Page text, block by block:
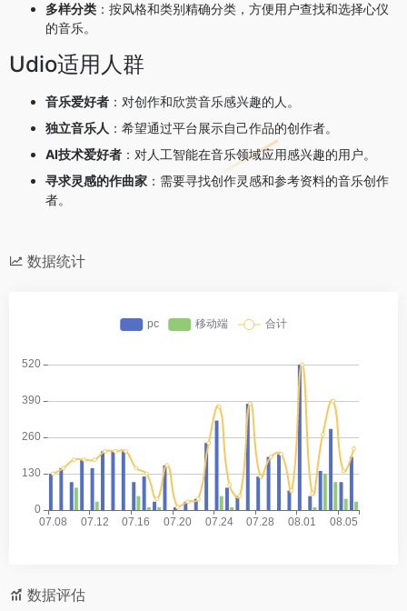
多样分类 ：按风格和类别精确分类，方便用户查找和选择心仪
的音乐。
Udio适用人群
音乐爱好者 ：对创作和欣赏音乐感兴趣的人。
独立音乐人 ：希望通过平台展示自己作品的创作者。
AI技术爱好者 ：对人工智能在音乐领域应用感兴趣的用户。
寻求灵感的作曲家 ：需要寻找创作灵感和参考资料的音乐创作
者。
数据统计
数据评估